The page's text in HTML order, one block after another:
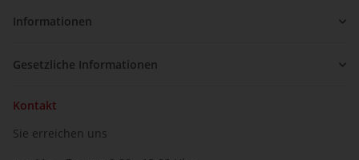
Informationen
Gesetzliche Informationen
Kontakt
Sie erreichen uns